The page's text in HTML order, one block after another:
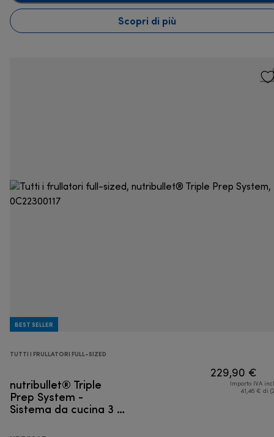
Scopri di più
BEST SELLER
TUTTI I FRULLATORI FULL-SIZED
nutribullet® Triple
Prep System -
Sistema da cucina 3 in
229,90 €
Importo IVA
41,46 € di